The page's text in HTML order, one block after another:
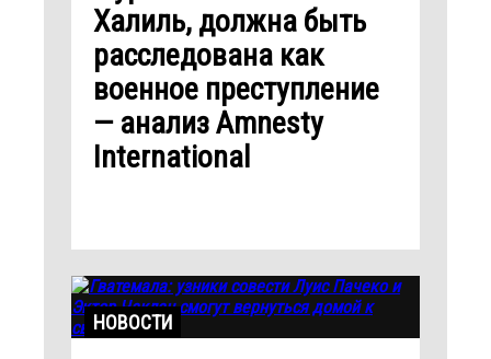
Халиль, должна быть
расследована как
военное преступление
— анализ Amnesty
International
НОВОСТИ